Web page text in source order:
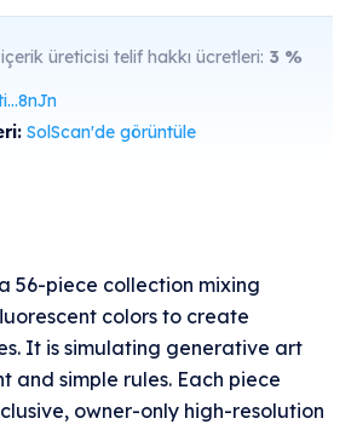
üreticisi telif hakkı ücretleri: 3 %
SolScan'de görüntüle
56-piece collection mixing
colors to create
It is simulating generative art
and simple rules. Each piece
owner-only high-resolution